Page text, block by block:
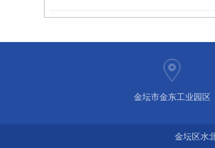
金坛市金东工业园区
金坛区水